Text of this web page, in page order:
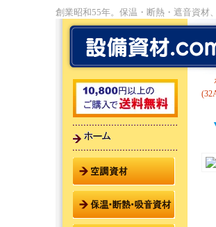
創業昭和55年。保温・断熱・遮音資材